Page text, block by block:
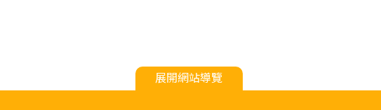
展開網站導覽